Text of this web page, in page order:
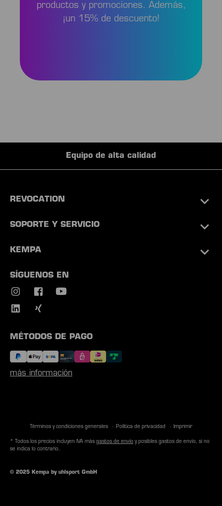
productos y promociones. Además,
¡un 15% de descuento!
Equipo de alta calidad
REVOCATION
SOPORTE Y SERVICIO
KEMPA
SÍGUENOS EN
MÉTODOS DE PAGO
más información
Términos y condiciones generales Política de privacidad Imprimir
© 2025 Kempa by uhlsport GmbH
* Todos los precios incluyen IVA más gastos de envío y posibles gastos de envío, si no
se indica lo contrario.